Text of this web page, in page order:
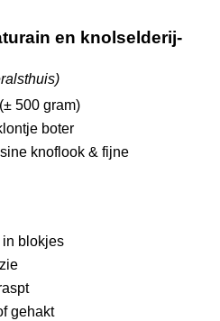
en knolselderij-
500 gram)
boter
knoflook & fijne
blokjes
gehakt